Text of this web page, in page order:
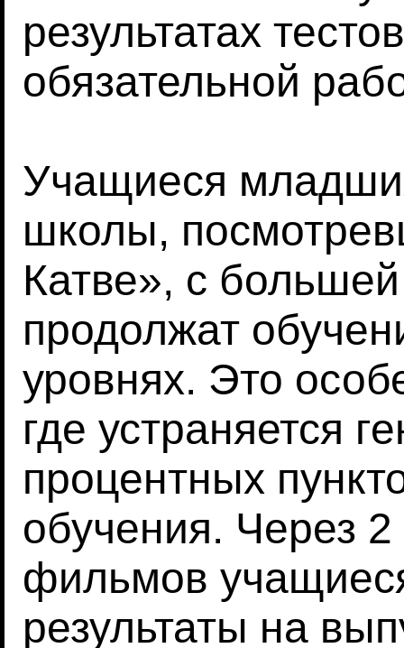
результатах
обязательной
Учащиеся
школы,
Катве», с
продолжат
уровнях. Это
где устраняется
процентных
обучения. Через
фильмов
результаты на